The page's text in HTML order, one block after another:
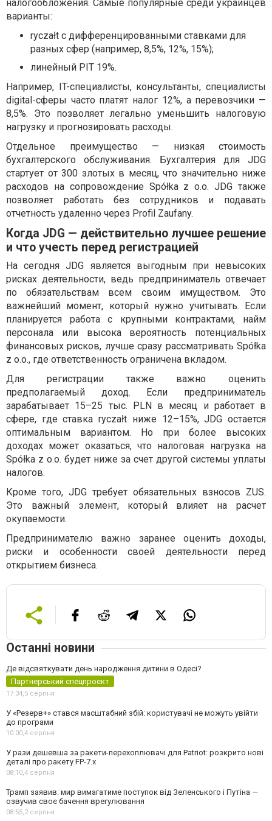
налогообложения. Самые популярные среди украинцев
варианты:
ryczałt с дифференцированными ставками для
разных сфер (например, 8,5%, 12%, 15%);
линейный PIT 19%.
Например, IT-специалисты, консультанты, специалисты
digital-сферы часто платят налог 12%, а перевозчики —
8,5%. Это позволяет легально уменьшить налоговую
нагрузку и прогнозировать расходы.
Отдельное преимущество — низкая стоимость
бухгалтерского обслуживания. Бухгалтерия для JDG
стартует от 300 злотых в месяц, что значительно ниже
расходов на сопровождение Spółka z o.o. JDG также
позволяет работать без сотрудников и подавать
отчетность удаленно через Profil Zaufany.
Когда JDG — действительно лучшее решение
и что учесть перед регистрацией
На сегодня JDG является выгодным при невысоких
рисках деятельности, ведь предприниматель отвечает
по обязательствам всем своим имуществом. Это
важнейший момент, который нужно учитывать. Если
планируется работа с крупными контрактами, найм
персонала или высока вероятность потенциальных
финансовых рисков, лучше сразу рассматривать Spółka
z o.o., где ответственность ограничена вкладом.
Для регистрации также важно оценить
предполагаемый доход. Если предприниматель
зарабатывает 15–25 тыс. PLN в месяц и работает в
сфере, где ставка ryczałt ниже 12–15%, JDG остается
оптимальным вариантом. Но при более высоких
доходах может оказаться, что налоговая нагрузка на
Spółka z o.o. будет ниже за счет другой системы уплаты
налогов.
Кроме того, JDG требует обязательных взносов ZUS.
Это важный элемент, который влияет на расчет
окупаемости.
Предпринимателю важно заранее оценить доходы,
риски и особенности своей деятельности перед
открытием бизнеса.
Останні новини
Де відсвяткувати день народження дитини в Одесі?
Партнерський спецпроєкт
17:34,5 серпня
У «Резерв+» стався масштабний збій: користувачі не можуть увійти
до програми
10:00,4 серпня
У рази дешевша за ракети-перехоплювачі для Patriot: розкрито нові
деталі про ракету FP-7.x
08:10,4 серпня
Трамп заявив: мир вимагатиме поступок від Зеленського і Путіна —
озвучив своє бачення врегулювання
08:55,2 серпня